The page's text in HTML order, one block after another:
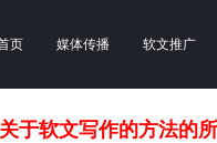
页 媒体传播 软文推广
于软文写作的方法的